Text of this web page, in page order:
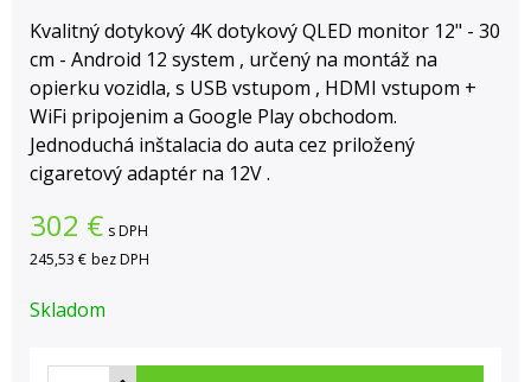
Kvalitný dotykový 4K dotykový QLED monitor 12" - 30
cm - Android 12 system , určený na montáž na
opierku vozidla, s USB vstupom , HDMI vstupom +
WiFi pripojenim a Google Play obchodom.
Jednoduchá inštalacia do auta cez priložený
cigaretový adaptér na 12V .
302 € s DPH
245,53 € bez DPH
Skladom